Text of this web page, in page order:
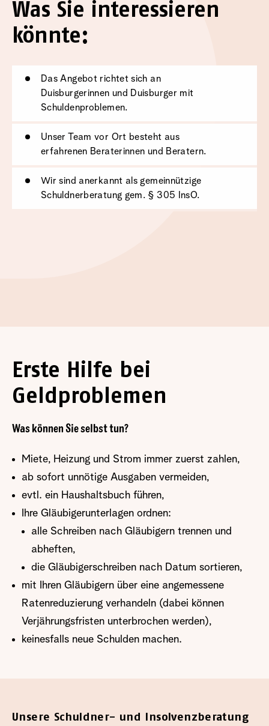
Was Sie interessieren
könnte:
Das Angebot richtet sich an
Duisburgerinnen und Duisburger mit
Schuldenproblemen.
Unser Team vor Ort besteht aus
erfahrenen Beraterinnen und Beratern.
Wir sind anerkannt als gemeinnützige
Schuldnerberatung gem. § 305 InsO.
Erste Hilfe bei
Geldproblemen
Was können Sie selbst tun?
Miete, Heizung und Strom immer zuerst zahlen,
ab sofort unnötige Ausgaben vermeiden,
evtl. ein Haushaltsbuch führen,
Ihre Gläubigerunterlagen ordnen:
alle Schreiben nach Gläubigern trennen und
abheften,
die Gläubigerschreiben nach Datum sortieren,
mit Ihren Gläubigern über eine angemessene
Ratenreduzierung verhandeln (dabei können
Verjährungsfristen unterbrochen werden),
keinesfalls neue Schulden machen.
Unsere Schuldner- und Insolvenzberatung